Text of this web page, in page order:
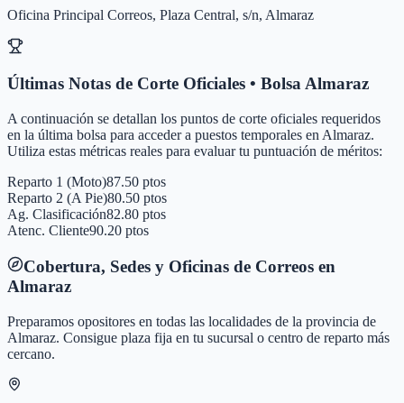
Oficina Principal Correos, Plaza Central, s/n, Almaraz
Últimas Notas de Corte Oficiales • BolsaAlmaraz
A continuación se detallan los puntos de corte oficiales requeridos
en la última bolsa para acceder a puestos temporales en Almaraz.
Utiliza estas métricas reales para evaluar tu puntuación de méritos:
Reparto 1 (Moto)87.50 ptos
Reparto 2 (A Pie)80.50 ptos
Ag. Clasificación82.80 ptos
Atenc. Cliente90.20 ptos
Cobertura, Sedes y Oficinas de Correos en
Almaraz
Preparamos opositores en todas las localidades de la provincia de
Almaraz. Consigue plaza fija en tu sucursal o centro de reparto más
cercano.